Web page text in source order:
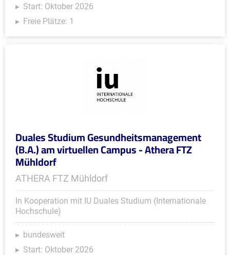
Start: Oktober 2026
Freie Plätze: 1
Duales Studium Gesundheitsmanagement
(B.A.) am virtuellen Campus - Athera FTZ
Mühldorf
ATHERA FTZ Mühldorf
In Kooperation mit IU Duales Studium (Internationale
Hochschule)
bundesweit
Start: Oktober 2026